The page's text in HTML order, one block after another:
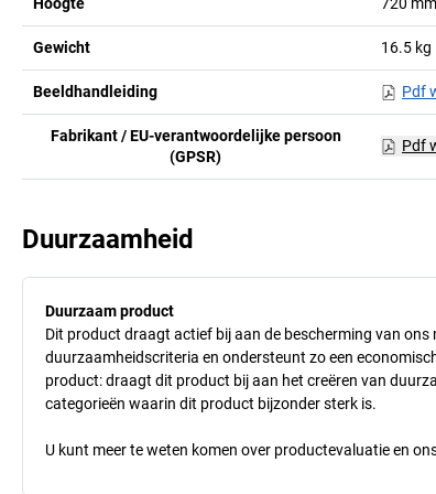
Gewicht 16.5 kg
Beeldhandleiding Pdf
Fabrikant / EU-verantwoordelijke persoon
(GPSR)
Pdf
Duurzaamheid
Duurzaam product
Dit product draagt actief bij aan de bescherming van
duurzaamheidscriteria en ondersteunt zo een
product: draagt dit product bij aan het creëren van
categorieën waarin dit product bijzonder sterk is.
U kunt meer te weten komen over productevaluatie en